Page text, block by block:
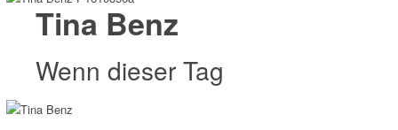
Tina Benz
Wenn dieser Tag